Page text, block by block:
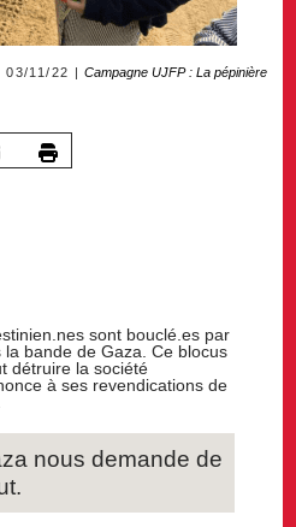
03/11/22
Campagne UJFP : La pépinière
sont bouclé.es par
bande de Gaza. Ce blocus
détruire la société
à ses revendications de
nous demande de